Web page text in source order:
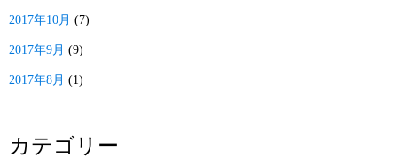
2017年10月 (7)
2017年9月 (9)
2017年8月 (1)
カテゴリー